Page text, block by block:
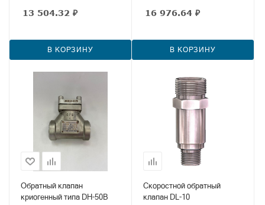
13 504.32 ₽
В КОРЗИНУ
16 976.64 ₽
В КОРЗИНУ
Обратный клапан
криогенный типа DH-50B
Скоростной обратный
клапан DL-10